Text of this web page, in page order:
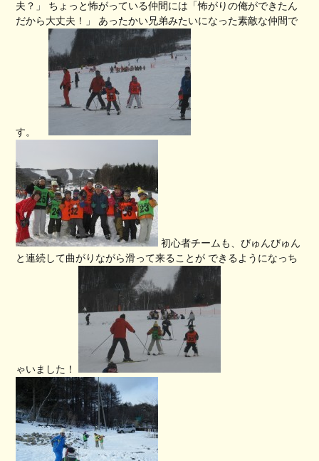
夫？」 ちょっと怖がっている仲間には「怖がりの俺ができたん
だから大丈夫！」 あったかい兄弟みたいになった素敵な仲間で
す。
初心者チームも、びゅんびゅん
と連続して曲がりながら滑って来ることが できるようになっち
ゃいました！